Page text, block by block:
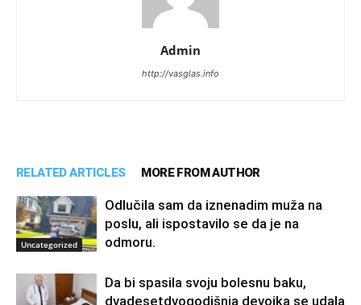
Admin
http://vasglas.info
RELATED ARTICLES MORE FROM AUTHOR
Uncategorized
Odlučila sam da iznenadim muža na
poslu, ali ispostavilo se da je na
odmoru.
Da bi spasila svoju bolesnu baku,
dvadesetdvogodišnja devojka se udala